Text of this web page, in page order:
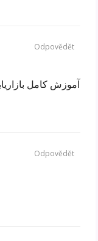
Odpovědět
Odpovědět